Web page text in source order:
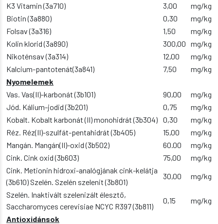
K3 Vitamin (3a710)
3,00
mg/kg
Biotin (3a880)
0,30
mg/kg
Folsav (3a316)
1,50
mg/kg
Kolin klorid (3a890)
300,00 mg/kg
Nikoténsav (3a314)
12,00
mg/kg
Kalcium-pantotenát(3a841)
7,50
mg/kg
Nyomelemek
Vas. Vas(II)-karbonát (3b101)
90,00
mg/kg
Jód. Kálium-jodid (3b201)
0,75
mg/kg
Kobalt. Kobalt karbonát (II) monohidrát (3b304) 0,30
mg/kg
Réz. Réz(II)-szulfát-pentahidrát (3b405)
15,00
mg/kg
Mangán. Mangán(II)-oxid (3b502)
60.00
mg/kg
Cink. Cink oxid (3b603)
75,00
mg/kg
Cink. Metionin hidroxi-analógjának cink-kelátja
(3b610) Szelén. Szelén szelenit (3b801)
30,00
mg/kg
Szelén. Inaktivált szelenizált élesztő,
Saccharomyces cerevisiae NCYC R397 (3b811)
0,15
mg/kg
Antioxidánsok